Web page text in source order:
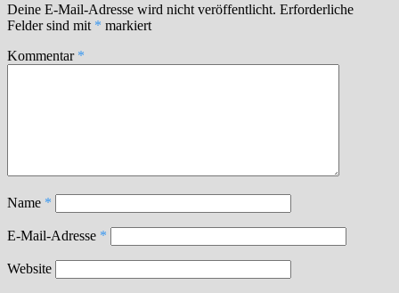
Deine E-Mail-Adresse wird nicht veröffentlicht. Erforderliche
Felder sind mit * markiert
Kommentar *
Name *
E-Mail-Adresse *
Website